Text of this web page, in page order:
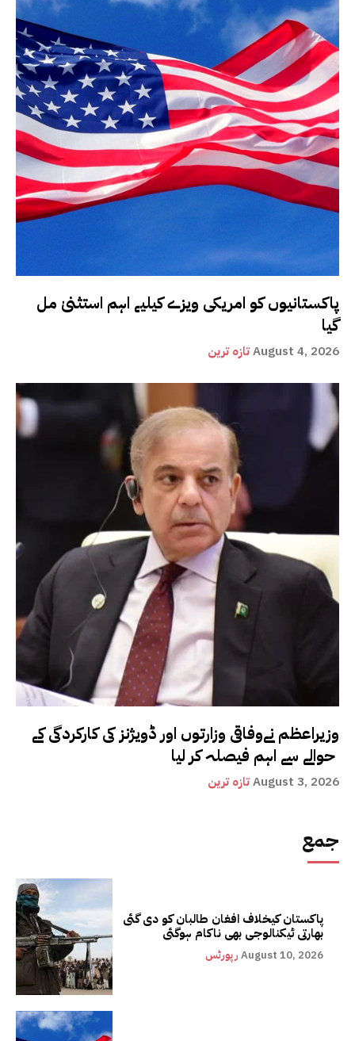
پاکستانیوں کو امریکی ویزے کیلیے اہم استثنیٰ مل
گیا
تازہ ترینAugust 4, 2026
وزیراعظم نےوفاقی وزارتوں اور ڈویژنز کی کارکردگی کے
تازہ ترینAugust 3, 2026
جمع
پاکستان کیخلاف افغان طالبان کو دی گئی
بھارتی ٹیکنالوجی بھی ناکام ہوگئی
رپورٹس August 10, 2026